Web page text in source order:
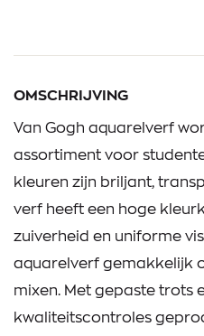
OMSCHRIJVING
Van Gogh aquarelverf
assortiment voor
kleuren zijn briljant,
verf heeft een hoge
zuiverheid en uniforme
aquarelverf gemakkelijk
mixen. Met gepaste trots
kwaliteitscontroles